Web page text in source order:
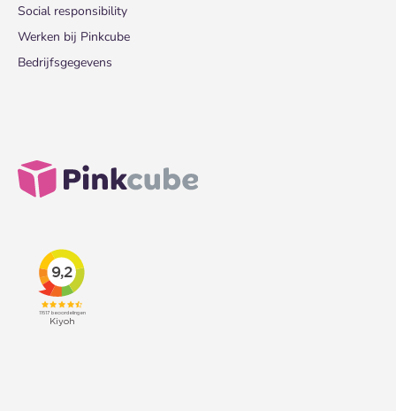
Social responsibility
Werken bij Pinkcube
Bedrijfsgegevens